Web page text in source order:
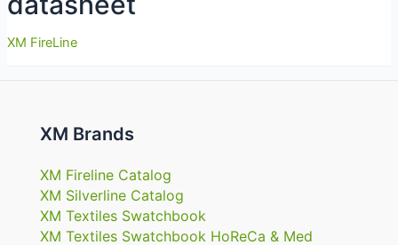
XM FireLine
XM Brands
XM Fireline Catalog
XM Silverline Catalog
XM Textiles Swatchbook
XM Textiles Swatchbook HoReCa & Med